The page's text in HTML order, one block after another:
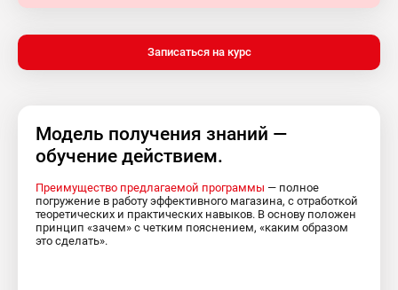
Записаться на курс
Модель получения знаний —
обучение действием.
Преимущество предлагаемой программы — полное
погружение в работу эффективного магазина, с отработкой
теоретических и практических навыков. В основу положен
принцип «зачем» с четким пояснением, «каким образом
это сделать».